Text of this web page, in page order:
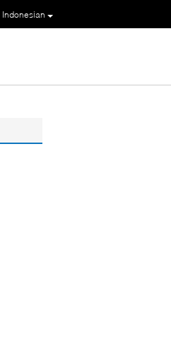
Indonesian